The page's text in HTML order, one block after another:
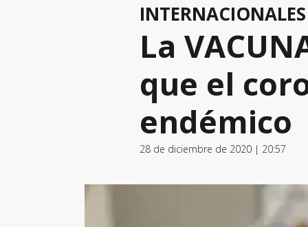
INTERNACIONALES
La
que el
endémico
28 de diciembre de 2020 | 20:57